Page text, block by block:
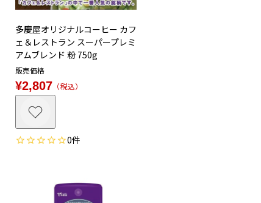
多慶屋オリジナルコーヒー カフ
ェ＆レストラン スーパープレミ
アムブレンド 粉 750g
販売価格
¥2,807 税込
0